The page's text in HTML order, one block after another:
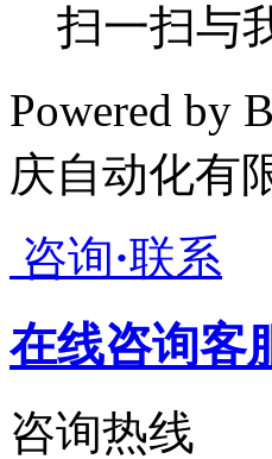
扫一扫与
Powered by
庆自动化有
咨询·联系
在线咨询客
咨询热线